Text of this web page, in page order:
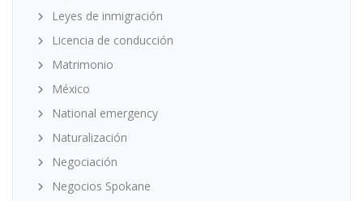
Leyes de inmigración
Licencia de conducción
Matrimonio
México
National emergency
Naturalización
Negociación
Negocios Spokane